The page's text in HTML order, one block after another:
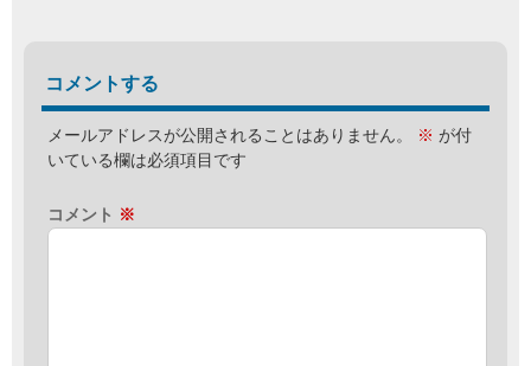
コメントする
メールアドレスが公開されることはありません。 ※ が付
いている欄は必須項目です
コメント ※